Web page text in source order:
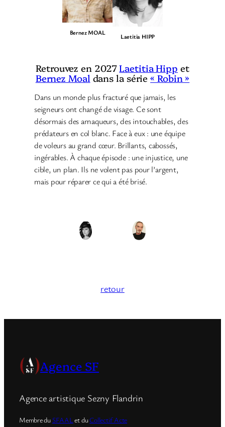
Bernez MOAL
Laetitia HIPP
Retrouvez en 2027Laetitia Hipp et
Bernez Moal dans la série« Robin »
Dans un monde plus fracturé que jamais, les
seigneurs ont changé de visage. Ce sont
désormais des arnaqueurs, des intouchables, des
prédateurs en col blanc. Face à eux : une équipe
de voleurs au grand cœur. Brillants, cabossés,
ingérables. À chaque épisode : une injustice, une
cible, un plan. Ils ne volent pas pour l’argent,
mais pour réparer ce qui a été brisé.
retour
Agence SF
Agence artistique Sezny Flandrin
Membre du SFAAL et duCollectif Acte